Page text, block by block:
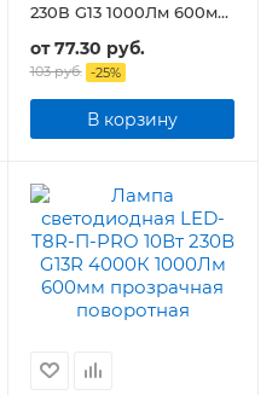
230В G13 1000Лм 600мм
от77.30 руб.
103 руб. -25%
В корзину